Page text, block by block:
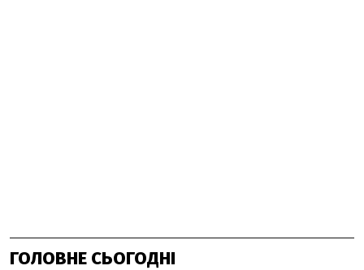
ГОЛОВНЕ СЬОГОДНІ